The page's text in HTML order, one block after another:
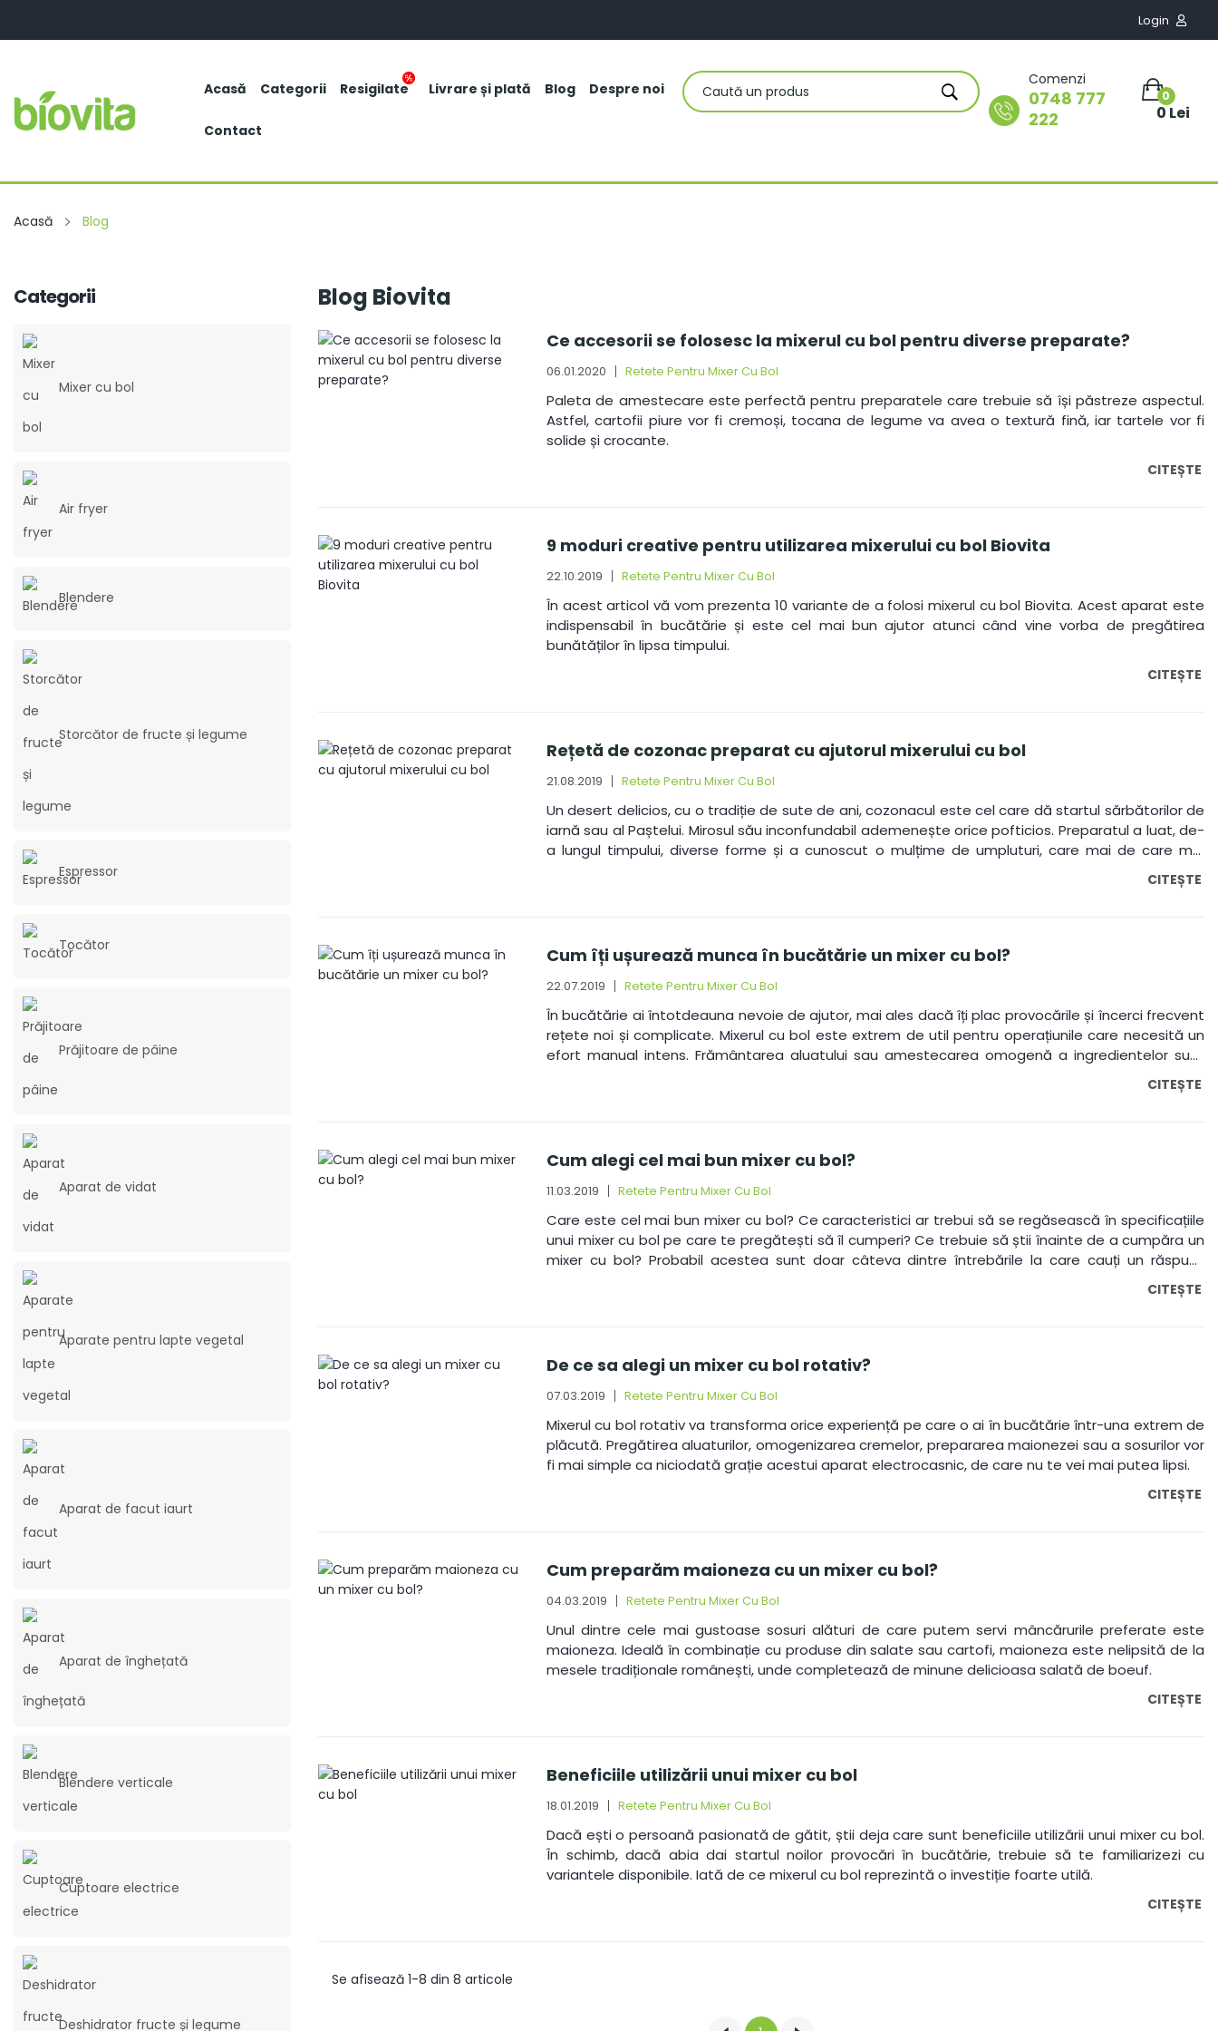
Login 
Acasă Categorii Resigilate Livrare și plată Blog Despre noi
Contact
0
0 Lei
Comenzi
0748 777
222
Acasă Blog
Categorii
Mixer cu bol
Air fryer
Blendere
Storcător de fructe și legume
Espressor
Tocător
Prăjitoare de pâine
Aparat de vidat
Aparate pentru lapte vegetal
Aparat de facut iaurt
Aparat de înghețată
Blendere verticale
Cuptoare electrice
Deshidrator fructe și legume
Blog Biovita
Ce accesorii se folosesc la mixerul cu bol pentru diverse preparate?
06.01.2020 Retete Pentru Mixer Cu Bol
Paleta de amestecare este perfectă pentru preparatele care trebuie să își păstreze aspectul.
Astfel, cartofii piure vor fi cremoși, tocana de legume va avea o textură fină, iar tartele vor fi
solide și crocante.
CITEȘTE
9 moduri creative pentru utilizarea mixerului cu bol Biovita
22.10.2019 Retete Pentru Mixer Cu Bol
În acest articol vă vom prezenta 10 variante de a folosi mixerul cu bol Biovita. Acest aparat este
indispensabil în bucătărie și este cel mai bun ajutor atunci când vine vorba de pregătirea
bunătăților în lipsa timpului.
CITEȘTE
Rețetă de cozonac preparat cu ajutorul mixerului cu bol
21.08.2019 Retete Pentru Mixer Cu Bol
Un desert delicios, cu o tradiție de sute de ani, cozonacul este cel care dă startul sărbătorilor de
iarnă sau al Paștelui. Mirosul său inconfundabil ademenește orice pofticios. Preparatul a luat, de-
a lungul timpului, diverse forme și a cunoscut o mulțime de umpluturi, care mai de care mai
CITEȘTE
Cum îți ușurează munca în bucătărie un mixer cu bol?
22.07.2019 Retete Pentru Mixer Cu Bol
În bucătărie ai întotdeauna nevoie de ajutor, mai ales dacă îți plac provocările și încerci frecvent
rețete noi și complicate. Mixerul cu bol este extrem de util pentru operațiunile care necesită un
efort manual intens. Frământarea aluatului sau amestecarea omogenă a ingredientelor sunt
CITEȘTE
Cum alegi cel mai bun mixer cu bol?
11.03.2019 Retete Pentru Mixer Cu Bol
Care este cel mai bun mixer cu bol? Ce caracteristici ar trebui să se regăsească în specificațiile
unui mixer cu bol pe care te pregătești să îl cumperi? Ce trebuie să știi înainte de a cumpăra un
mixer cu bol? Probabil acestea sunt doar câteva dintre întrebările la care cauți un răspuns
CITEȘTE
De ce sa alegi un mixer cu bol rotativ?
07.03.2019 Retete Pentru Mixer Cu Bol
Mixerul cu bol rotativ va transforma orice experiență pe care o ai în bucătărie într-una extrem de
plăcută. Pregătirea aluaturilor, omogenizarea cremelor, prepararea maionezei sau a sosurilor vor
fi mai simple ca niciodată grație acestui aparat electrocasnic, de care nu te vei mai putea lipsi.
CITEȘTE
Cum preparăm maioneza cu un mixer cu bol?
04.03.2019 Retete Pentru Mixer Cu Bol
Unul dintre cele mai gustoase sosuri alături de care putem servi mâncărurile preferate este
maioneza. Ideală în combinație cu produse din salate sau cartofi, maioneza este nelipsită de la
mesele tradiționale românești, unde completează de minune delicioasa salată de boeuf.
CITEȘTE
Beneficiile utilizării unui mixer cu bol
18.01.2019 Retete Pentru Mixer Cu Bol
Dacă ești o persoană pasionată de gătit, știi deja care sunt beneficiile utilizării unui mixer cu bol.
În schimb, dacă abia dai startul noilor provocări în bucătărie, trebuie să te familiarizezi cu
variantele disponibile. Iată de ce mixerul cu bol reprezintă o investiție foarte utilă.
CITEȘTE
Se afisează 1-8 din 8 articole